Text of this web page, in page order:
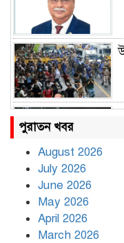
পুরাতন খবর
August 2026
July 2026
June 2026
May 2026
April 2026
March 2026